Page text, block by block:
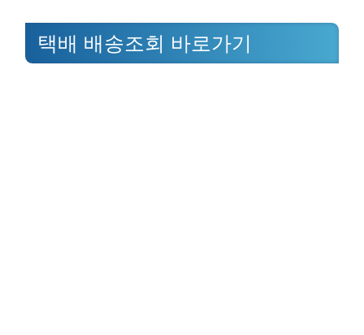
택배 배송조회 바로가기